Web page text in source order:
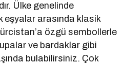
Ülke genelinde
eşyalar arasında klasik
özgü sembollerle
ve bardaklar gibi
bulabilirsiniz. Çok